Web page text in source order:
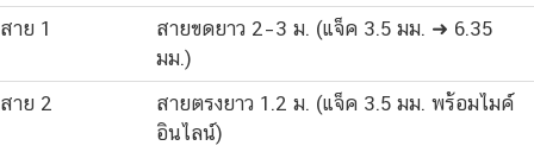
สาย 1
สายขดยาว 2–3 ม. (แจ็ค 3.5 มม. ➜ 6.35
มม.)
สาย 2
สายตรงยาว 1.2 ม. (แจ็ค 3.5 มม. พร้อมไมค์
อินไลน์)